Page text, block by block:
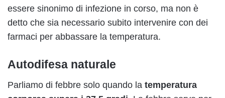
essere sinonimo di infezione in corso, ma non è
detto che sia necessario subito intervenire con dei
farmaci per abbassare la temperatura.
Autodifesa naturale
Parliamo di febbre solo quando la temperatura